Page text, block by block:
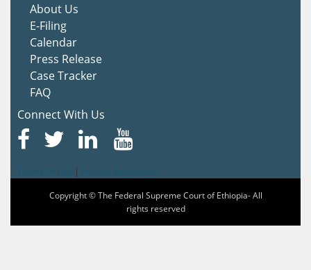
About Us
E-Filing
Calendar
Press Release
Case Tracker
FAQ
Connect With Us
|
Copyright © The Federal Supreme Court of Ethiopia- All
rights reserved